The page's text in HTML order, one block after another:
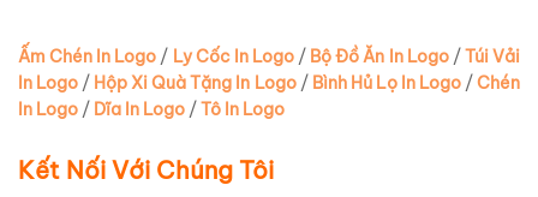
Ấm Chén In Logo / Ly Cốc In Logo/ Bộ Đồ Ăn In Logo/ Túi Vải
In Logo / Hộp Xi Quà Tặng In Logo/ Bình Hủ Lọ In Logo/ Chén
In Logo / Dĩa In Logo / Tô In Logo
Kết Nối Với Chúng Tôi